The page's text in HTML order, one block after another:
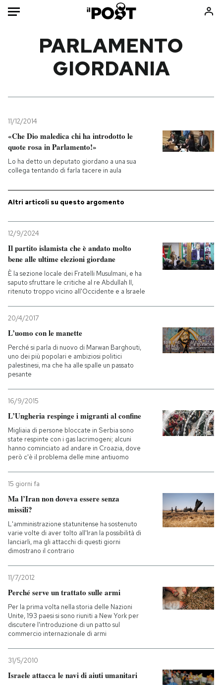
Mondo
Tecnologia
Internet
Cultura
Sport
Libri
Ok Boomer!
NEWSLETTER
I MIEI PREFERITI
CALENDARIO
AREA PERSONALE
Entra
PARLAMENTO
GIORDANIA
11/12/2014
«Che Dio maledica chi ha introdotto le
quote rosa in Parlamento!»
Lo ha detto un deputato giordano a una sua
collega tentando di farla tacere in aula
Altri articoli su questo argomento
12/9/2024
Il partito islamista che è andato molto
bene alle ultime elezioni giordane
È la sezione locale dei Fratelli Musulmani, e ha
saputo sfruttare le critiche al re Abdullah II,
ritenuto troppo vicino all'Occidente e a Israele
20/4/2017
L’uomo con le manette
Perché si parla di nuovo di Marwan Barghouti,
uno dei più popolari e ambiziosi politici
palestinesi, ma che ha alle spalle un passato
pesante
16/9/2015
L’Ungheria respinge i migranti al confine
Migliaia di persone bloccate in Serbia sono
state respinte con i gas lacrimogeni; alcuni
hanno cominciato ad andare in Croazia, dove
però c'è il problema delle mine antiuomo
15 giorni fa
Ma l’Iran non doveva essere senza
missili?
L'amministrazione statunitense ha sostenuto
varie volte di aver tolto all'Iran la possibilità di
lanciarli, ma gli attacchi di questi giorni
dimostrano il contrario
11/7/2012
Perché serve un trattato sulle armi
Per la prima volta nella storia delle Nazioni
Unite, 193 paesi si sono riuniti a New York per
discutere l'introduzione di un patto sul
commercio internazionale di armi
31/5/2010
Israele attacca le navi di aiuti umanitari